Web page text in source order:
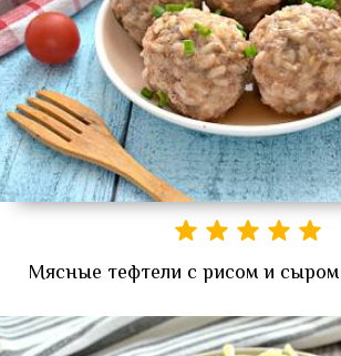
Мясные тефтели с рисом и